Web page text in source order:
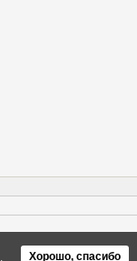
Хорошо, спасибо